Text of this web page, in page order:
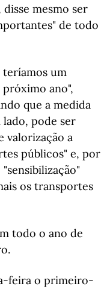
mesmo ser
de todo
teríamos um
próximo ano",
que a medida
pode ser
valorização a
públicos" e, por
os transportes
todo o ano de
feira o primeiro-